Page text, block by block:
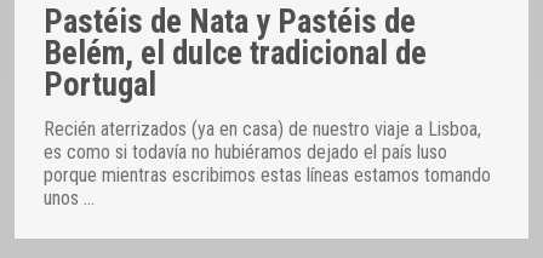
Pastéis de Nata y Pastéis de
Belém, el dulce tradicional de
Portugal
Recién aterrizados (ya en casa) de nuestro viaje a Lisboa,
es como si todavía no hubiéramos dejado el país luso
porque mientras escribimos estas líneas estamos tomando
unos …